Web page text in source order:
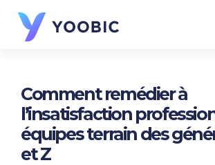
Comment remédier à
l’insatisfaction
équipes terrain des
et Z